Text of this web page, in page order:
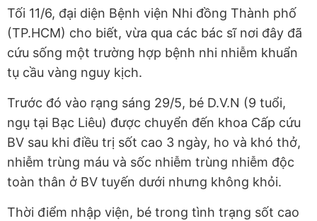
Tối 11/6, đại diện Bệnh viện Nhi đồng Thành phố
(TP.HCM) cho biết, vừa qua các bác sĩ nơi đây đã
cứu sống một trường hợp bệnh nhi nhiễm khuẩn
tụ cầu vàng nguy kịch.
Trước đó vào rạng sáng 29/5, bé D.V.N (9 tuổi,
ngụ tại Bạc Liêu) được chuyển đến khoa Cấp cứu
BV sau khi điều trị sốt cao 3 ngày, ho và khó thở,
nhiễm trùng máu và sốc nhiễm trùng nhiễm độc
toàn thân ở BV tuyến dưới nhưng không khỏi.
Thời điểm nhập viện, bé trong tình trạng sốt cao